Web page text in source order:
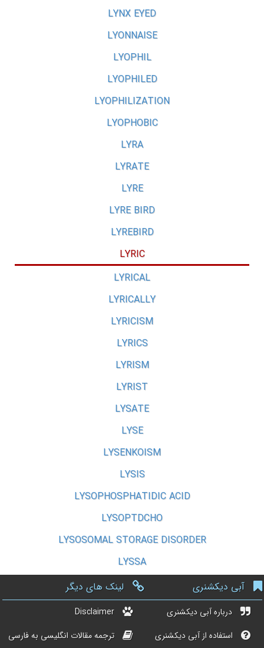
LYNX EYED
LYONNAISE
LYOPHIL
LYOPHILED
LYOPHILIZATION
LYOPHOBIC
LYRA
LYRATE
LYRE
LYRE BIRD
LYREBIRD
LYRIC
LYRICAL
LYRICALLY
LYRICISM
LYRICS
LYRISM
LYRIST
LYSATE
LYSE
LYSENKOISM
LYSIS
LYSOPHOSPHATIDIC ACID
LYSOPTDCHO
LYSOSOMAL STORAGE DISORDER
LYSSA
آبی دیکشنری
درباره آبی دیکشنری
استفاده از آبی دیکشنری
لینک های دیگر
Disclaimer
ترجمه مقالات انگلیسی به فارسی